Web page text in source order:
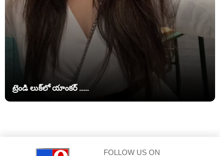
ట్రెండి లుక్‌లో యాంకర్ .....
FOLLOW US ON